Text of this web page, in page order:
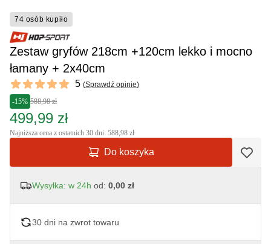
74 osób kupiło
Zestaw gryfów 218cm +120cm lekko i mocno
łamany + 2x40cm
Reviews
5 out of 5 stars 5 (Sprawdź opinie)
-15% 588,98 zł
499,99 zł
Najniższa cena z ostatnich 30 dni: 588,98 zł
Do koszyka
Wysyłka: w 24h od: 0,00 zł
30 dni na zwrot towaru